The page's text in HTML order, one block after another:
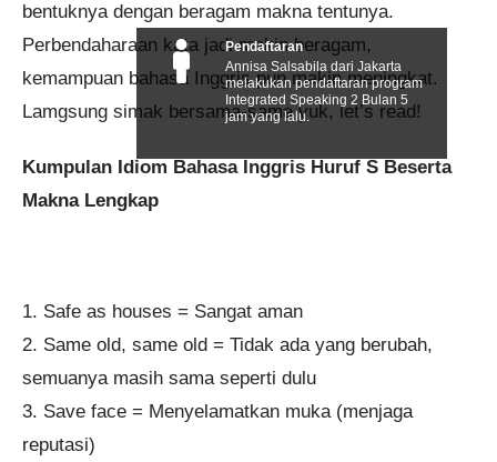
bentuknya dengan beragam makna tentunya.
Perbendaharaan kata jadi makin beragam,
kemampuan bahasa Inggris pun makin meningkat.
Lamgsung simak bersama-sama yuk, let’s read!
Kumpulan Idiom Bahasa Inggris Huruf S Beserta
Makna Lengkap
1. Safe as houses = Sangat aman
2. Same old, same old = Tidak ada yang berubah,
semuanya masih sama seperti dulu
3. Save face = Menyelamatkan muka (menjaga
reputasi)
Pendaftaran
Annisa Salsabila dari Jakarta
melakukan pendaftaran program
Integrated Speaking 2 Bulan 5
jam yang lalu.